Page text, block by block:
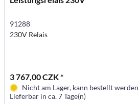
91288
230V Relais
3 767,00 CZK *
Nicht am Lager, kann bestellt werden
Lieferbar in ca. 7 Tage(n)